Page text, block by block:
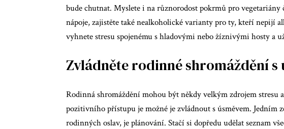
bude chutnat. Myslete i na různorodost pokrmů pro vegetariány
nápoje, zajistěte také nealkoholické varianty pro ty, kteří nepijí
vyhnete stresu spojenému s hladovými nebo žíznivými hosty a
Zvládněte rodinné shromáždění s
Rodinná shromáždění mohou být někdy velkým zdrojem stresu
pozitivního přístupu je možné je zvládnout s úsměvem. Jedním
rodinných oslav, je plánování. Stačí si dopředu udělat seznam